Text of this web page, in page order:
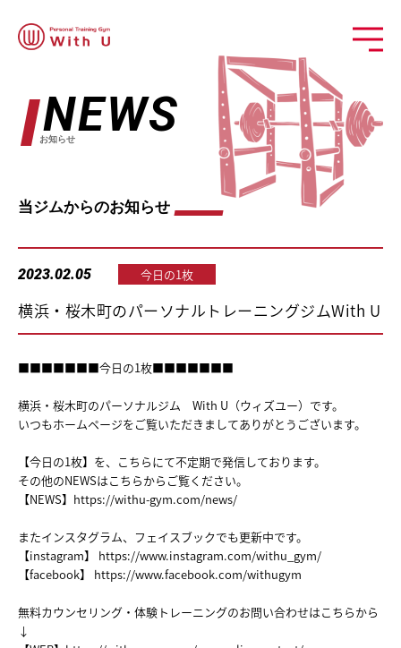
NEWS
お知らせ
当ジムからのお知らせ
2023.02.05 今日の1枚
横浜・桜木町のパーソナルトレーニングジムWith U
■■■■■■■今日の1枚■■■■■■■
横浜・桜木町のパーソナルジム With U（ウィズユー）です。
いつもホームページをご覧いただきましてありがとうございます。
【今日の1枚】を、こちらにて不定期で発信しております。
その他のNEWSはこちらからご覧ください。
【NEWS】 https://withu-gym.com/news/
またインスタグラム、フェイスブックでも更新中です。
【instagram】 https://www.instagram.com/withu_gym/
【facebook】 https://www.facebook.com/withugym
無料カウンセリング・体験トレーニングのお問い合わせはこちらから
↓